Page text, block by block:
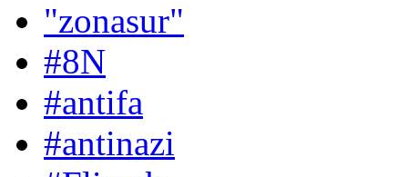
"zonasur"
#8N
#antifa
#antinazi